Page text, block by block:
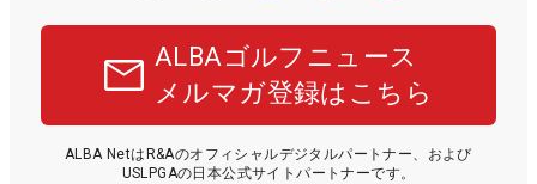
ALBAゴルフニュース
メルマガ登録はこちら
ALBA NetはR&Aのオフィシャルデジタルパートナー、および
USLPGAの日本公式サイトパートナーです。